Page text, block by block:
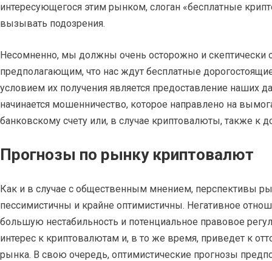
интересующегося этим рынком, слоган «бесплатные
вызывать подозрения.
Несомненно, мы должны очень осторожно и скептически
предполагающим, что нас ждут бесплатные
условием их получения является предоставление наших
начинается мошенничество, которое направлено на
банковскому счету или, в случае криптовалюты, также к
Прогнозы по рынку криптовалют
Как и в случае с общественным мнением, перспективы
пессимистичны и крайне оптимистичны. Негативное
большую нестабильность и потенциальное правовое
интерес к криптовалютам и, в то же время, приведет к
рынка. В свою очередь, оптимистические прогнозы